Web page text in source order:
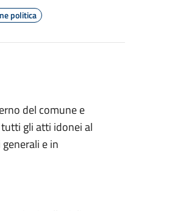
politica
del comune e
gli atti idonei al
e in